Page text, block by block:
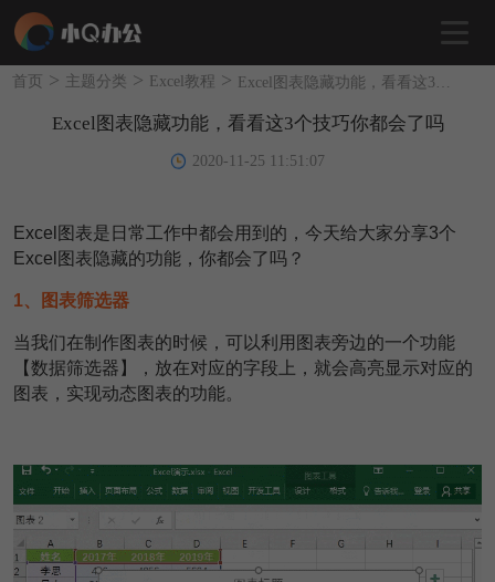
首页 > 主题分类 > Excel教程 >
Excel图表隐藏功能，看看这3个技巧你都会了吗
2020-11-25 11:51:07
Excel图表是日常工作中都会用到的，今天给大家分享3个
Excel图表隐藏的功能，你都会了吗？
1、图表筛选器
当我们在制作图表的时候，可以利用图表旁边的一个功能
【数据筛选器】，放在对应的字段上，就会高亮显示对应的
图表，实现动态图表的功能。